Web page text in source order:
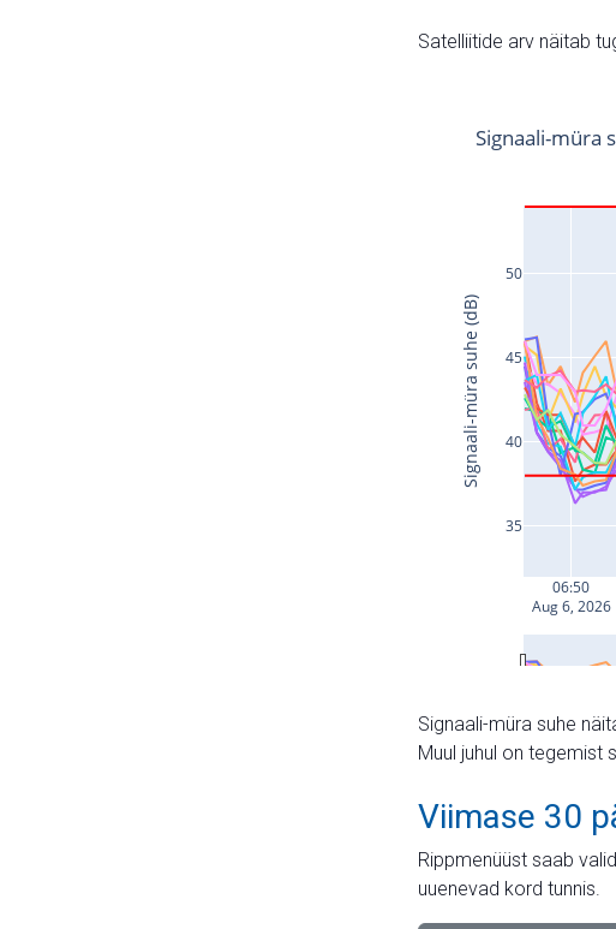
Satelliitide arv näitab
Signaali-müra suhe
Muul juhul on tegemist
Viimase 30
Rippmenüüst saab
uuenevad kord tunnis.